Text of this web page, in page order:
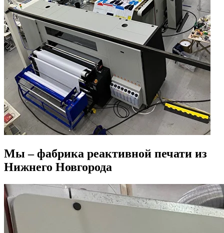
Мы – фабрика реактивной печати из
Нижнего Новгорода